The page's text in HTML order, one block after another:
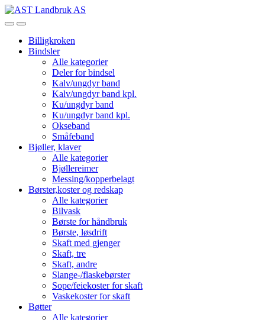
Skip
to
Skip
to
OpenClose
Billigkroken
Bindsler
Alle kategorier
Deler for bindsel
Kalv/ungdyr band
Kalv/ungdyr band kpl.
Ku/ungdyr band
Ku/ungdyr band kpl.
Okseband
Småfeband
Bjøller, klaver
Alle kategorier
Bjøllereimer
Messing/kopperbelagt
Børster,koster og redskap
Alle kategorier
Bilvask
Børste for håndbruk
Børste, løsdrift
Skaft med gjenger
Skaft, tre
Skaft, andre
Slange-/flaskebørster
Sope/feiekoster for skaft
Vaskekoster for skaft
Bøtter
Alle kategorier